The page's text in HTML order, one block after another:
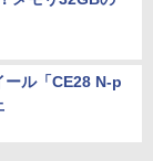
ール「CE28 N-p